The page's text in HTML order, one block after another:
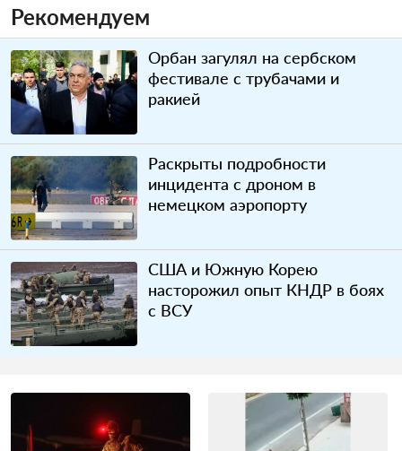
Рекомендуем
Орбан загулял на сербском
фестивале с трубачами и
ракией
Раскрыты подробности
инцидента с дроном в
немецком аэропорту
США и Южную Корею
насторожил опыт КНДР в боях
с ВСУ